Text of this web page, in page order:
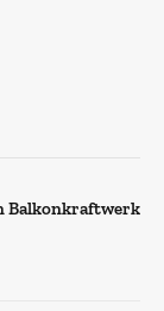
Balkonkraftwerk